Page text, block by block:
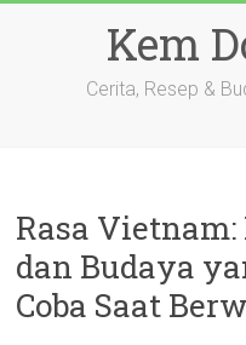
Kem
Cerita, Resep &
Rasa
dan Budaya
Coba Saat